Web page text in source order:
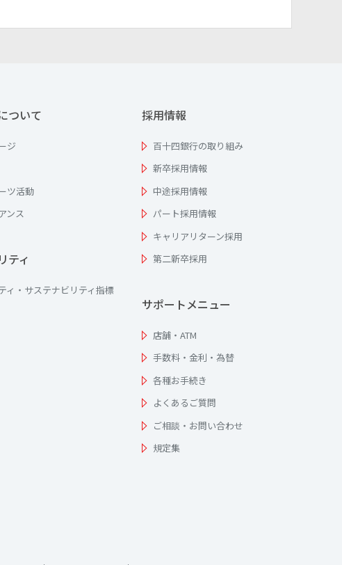
ついて
ジ
ツ活動
ンス
ティ
ィ・サステナビリティ指標
採用情報
百十四銀行の取り組み
新卒採用情報
中途採用情報
パート採用情報
キャリアリターン採用
第二新卒採用
サポートメニュー
店舗・ATM
手数料・金利・為替
各種お手続き
よくあるご質問
ご相談・お問い合わせ
規定集